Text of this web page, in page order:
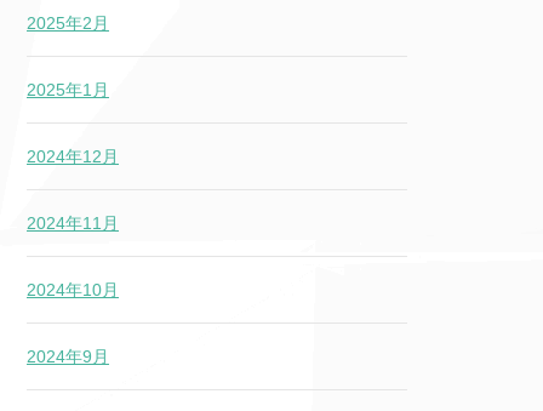
2025年2月
2025年1月
2024年12月
2024年11月
2024年10月
2024年9月